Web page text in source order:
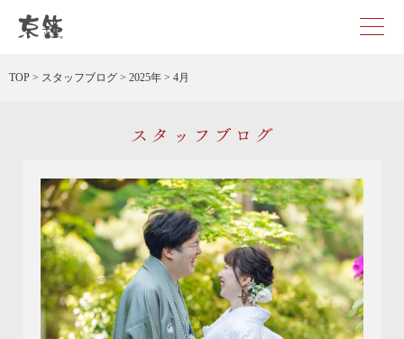
TOP > スタッフブログ > 2025年 > 4月
スタッフブログ